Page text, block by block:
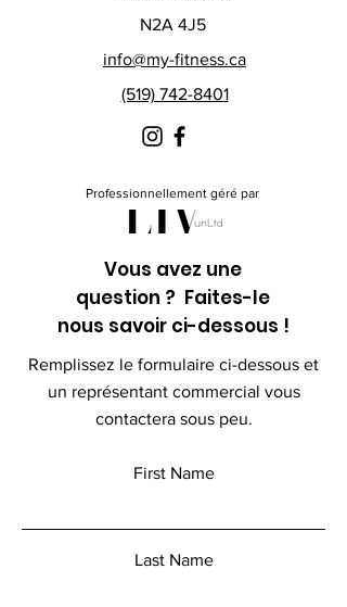
N2A 4J5
info@my-fitness.ca
(519) 742-8401
Professionnellement géré par
Vous avez une
question ? Faites-le
nous savoir ci-dessous !
Remplissez le formulaire ci-dessous et
un représentant commercial vous
contactera sous peu.
First Name
Last Name